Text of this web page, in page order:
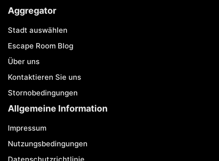
Aggregator
Stadt auswählen
Escape Room Blog
Über uns
Kontaktieren Sie uns
Stornobedingungen
Allgemeine Information
Impressum
Nutzungsbedingungen